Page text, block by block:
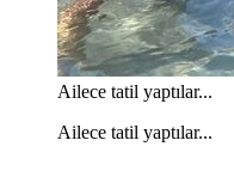
Ailece tatil yaptılar...
Ailece tatil yaptılar...